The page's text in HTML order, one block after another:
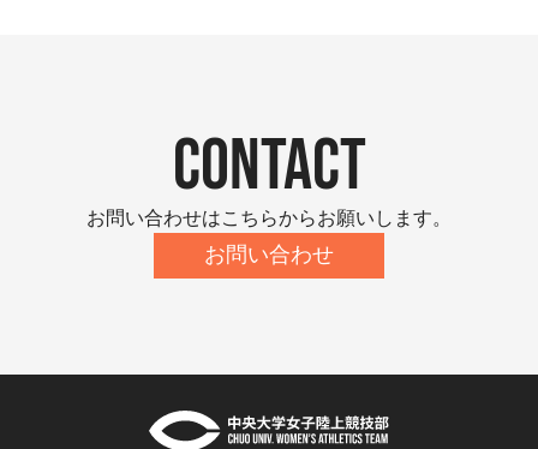
contact
お問い合わせはこちらからお願いします。
お問い合わせ